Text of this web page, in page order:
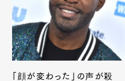
「顔が変わった」の声が殺